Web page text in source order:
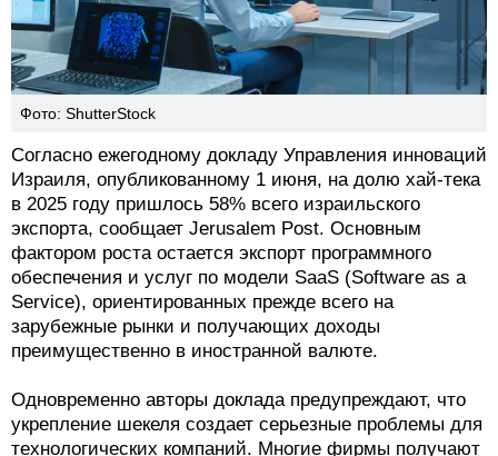
Фото: ShutterStock
Согласно ежегодному докладу Управления инноваций
Израиля, опубликованному 1 июня, на долю хай-тека
в 2025 году пришлось 58% всего израильского
экспорта, сообщает Jerusalem Post. Основным
фактором роста остается экспорт программного
обеспечения и услуг по модели SaaS (Software as a
Service), ориентированных прежде всего на
зарубежные рынки и получающих доходы
преимущественно в иностранной валюте.
Одновременно авторы доклада предупреждают, что
укрепление шекеля создает серьезные проблемы для
технологических компаний. Многие фирмы получают